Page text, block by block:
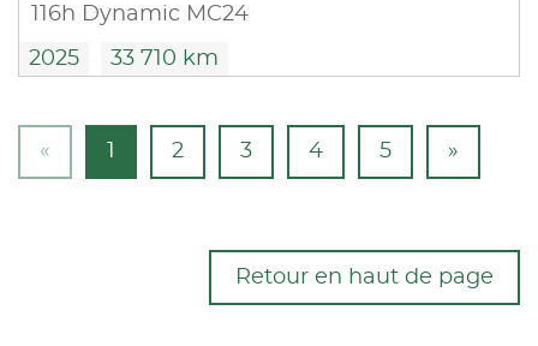
116h Dynamic MC24
2025 33 710 km
« 2 3 4 5 »
Retour en haut de page